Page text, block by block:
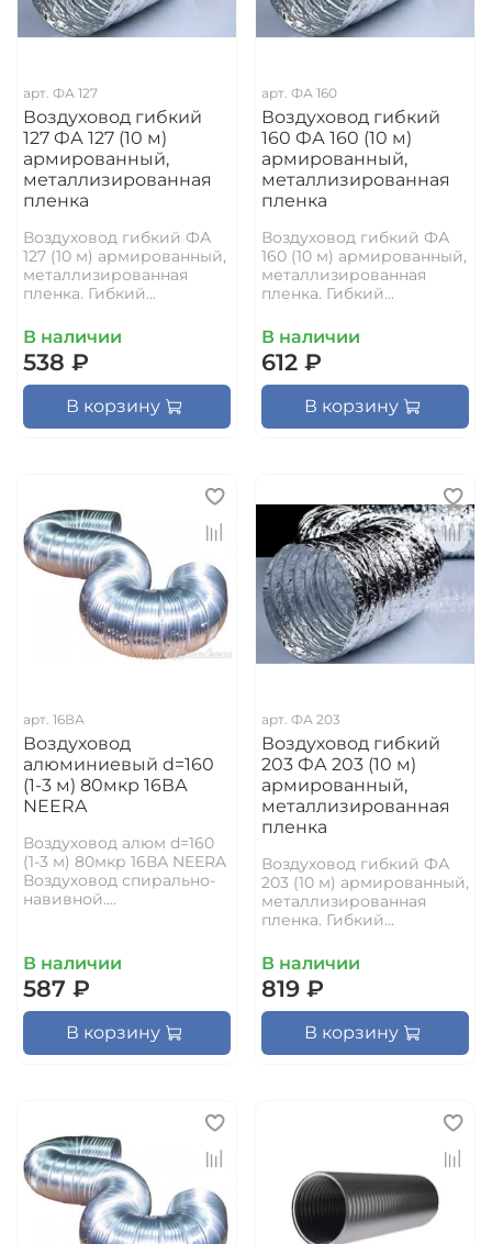
арт. ФА 127
Воздуховод гибкий
127 ФА 127 (10 м)
армированный,
металлизированная
пленка
Воздуховод гибкий ФА
127 (10 м) армированный,
металлизированная
пленка. Гибкий...
В наличии
538 ₽
В корзину
арт. ФА 160
Воздуховод гибкий
160 ФА 160 (10 м)
армированный,
металлизированная
пленка
Воздуховод гибкий ФА
160 (10 м) армированный,
металлизированная
пленка. Гибкий...
В наличии
612 ₽
В корзину
арт. 16ВА
Воздуховод
алюминиевый d=160
(1-3 м) 80мкр 16ВА
NEERA
Воздуховод алюм d=160
(1-3 м) 80мкр 16ВА NEERA
Воздуховод спирально-
навивной....
В наличии
587 ₽
В корзину
арт. ФА 203
Воздуховод гибкий
203 ФА 203 (10 м)
армированный,
металлизированная
пленка
Воздуховод гибкий ФА
203 (10 м) армированный,
металлизированная
пленка. Гибкий...
В наличии
819 ₽
В корзину